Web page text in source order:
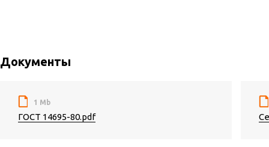
Документы
1 Mb
ГОСТ 14695-80.pdf